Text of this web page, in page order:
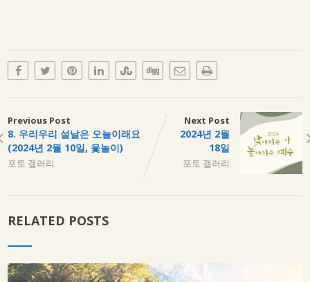
Previous Post
8. 우리우리 설날은 오늘이래요
(2024년 2월 10일, 윷놀이)
포토 갤러리
Next Post
2024년 2월
18일
포토 갤러리
RELATED POSTS